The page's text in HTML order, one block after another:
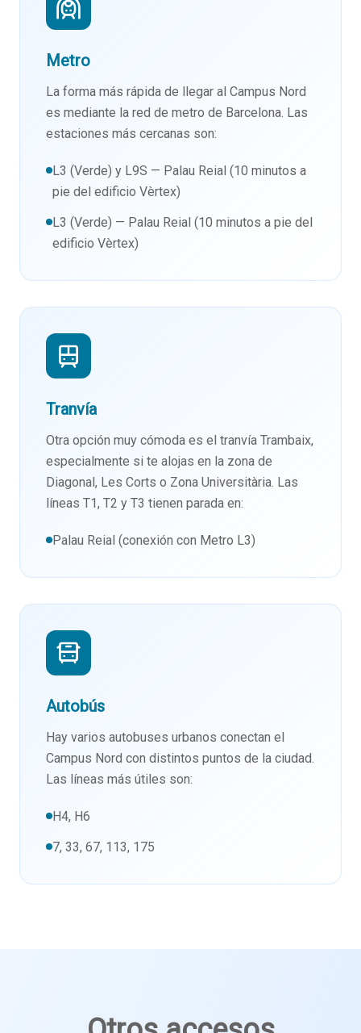
Metro
La forma más rápida de llegar al Campus Nord
es mediante la red de metro de Barcelona. Las
estaciones más cercanas son:
L3 (Verde) y L9S — Palau Reial (10 minutos a
pie del edificio Vèrtex)
L3 (Verde) — Palau Reial (10 minutos a pie del
edificio Vèrtex)
Tranvía
Otra opción muy cómoda es el tranvía Trambaix,
especialmente si te alojas en la zona de
Diagonal, Les Corts o Zona Universitària. Las
líneas T1, T2 y T3 tienen parada en:
Palau Reial (conexión con Metro L3)
Autobús
Hay varios autobuses urbanos conectan el
Campus Nord con distintos puntos de la ciudad.
Las líneas más útiles son:
H4, H6
7, 33, 67, 113, 175